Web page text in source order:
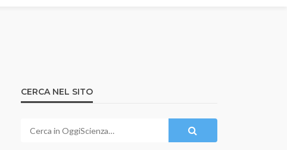
CERCA NEL SITO